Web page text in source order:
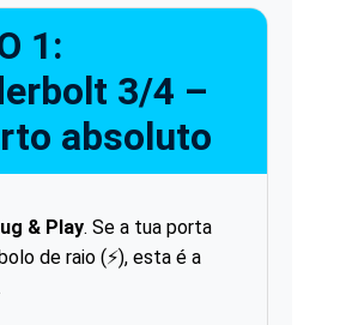
1:
3/4 –
absoluto
& Play. Se a tua porta
de raio (⚡), esta é a